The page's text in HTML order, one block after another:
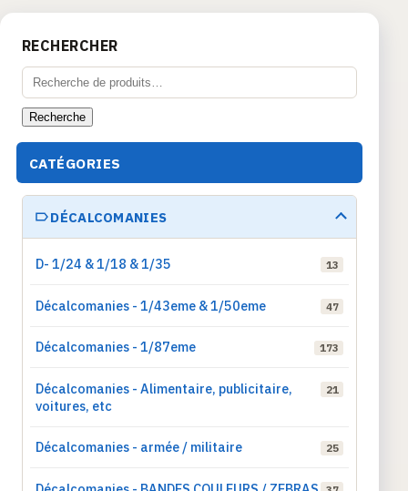
des
publications
RECHERCHER
Recherche
pour :
Recherche
CATÉGORIES
DÉCALCOMANIES
D- 1/24 & 1/18 & 1/35 13
Décalcomanies - 1/43eme & 1/50eme 47
Décalcomanies - 1/87eme 173
Décalcomanies - Alimentaire, publicitaire,
voitures, etc
21
Décalcomanies - armée / militaire 25